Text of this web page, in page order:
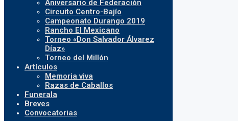
Aniversario de Federación
Circuito Centro-Bajío
Campeonato Durango 2019
Rancho El Mexicano
Torneo «Don Salvador Álvarez
Díaz»
Torneo del Millón
Artículos
Memoria viva
Razas de Caballos
Funerala
Breves
Convocatorias